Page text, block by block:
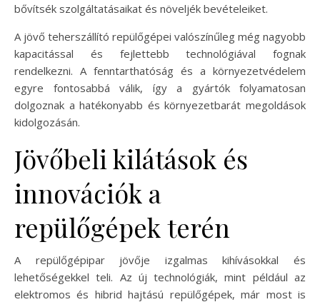
bővítsék szolgáltatásaikat és növeljék bevételeiket.
A jövő teherszállító repülőgépei valószínűleg még nagyobb
kapacitással és fejlettebb technológiával fognak
rendelkezni. A fenntarthatóság és a környezetvédelem
egyre fontosabbá válik, így a gyártók folyamatosan
dolgoznak a hatékonyabb és környezetbarát megoldások
kidolgozásán.
Jövőbeli kilátások és
innovációk a
repülőgépek terén
A repülőgépipar jövője izgalmas kihívásokkal és
lehetőségekkel teli. Az új technológiák, mint például az
elektromos és hibrid hajtású repülőgépek, már most is